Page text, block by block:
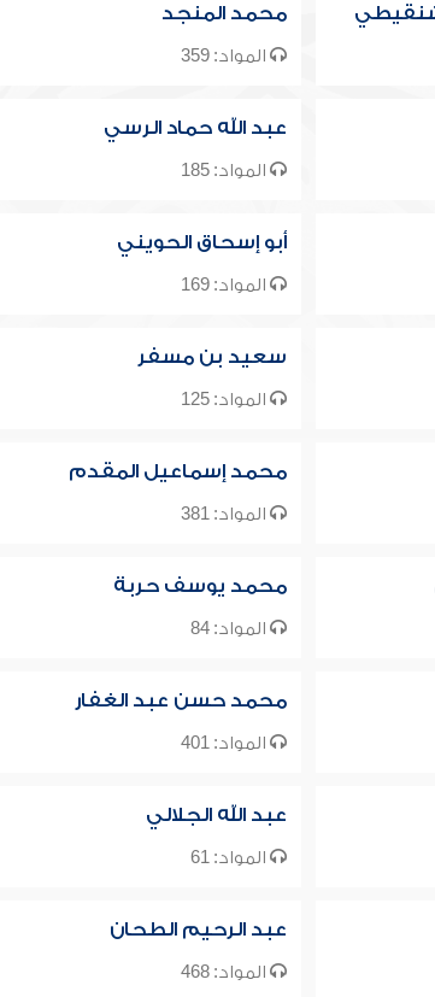
محمد المنجد
المواد: 359
عبد الله حماد الرسي
المواد: 185
أبو إسحاق الحويني
المواد: 169
سعيد بن مسفر
المواد: 125
محمد إسماعيل المقدم
المواد: 381
محمد يوسف حربة
المواد: 84
محمد حسن عبد الغفار
المواد: 401
عبد الله الجلالي
المواد: 61
عبد الرحيم الطحان
المواد: 468